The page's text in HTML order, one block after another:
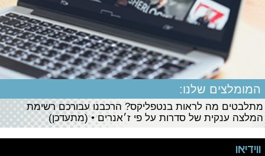
המומלצים שלנו:
מתלבטים מה לראות בנטפליקס? הרכבנו עבורכם רשימת
המלצה ענקית של סדרות על פי ז׳אנרים • (מתעדכן)
ווידיאו